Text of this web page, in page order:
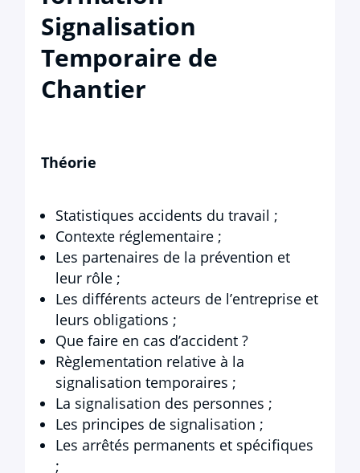
Signalisation
Temporaire de
Chantier
Théorie
Statistiques accidents du travail ;
Contexte réglementaire ;
Les partenaires de la prévention et
leur rôle ;
Les différents acteurs de l’entreprise et
leurs obligations ;
Que faire en cas d’accident ?
Règlementation relative à la
signalisation temporaires ;
La signalisation des personnes ;
Les principes de signalisation ;
Les arrêtés permanents et spécifiques
;